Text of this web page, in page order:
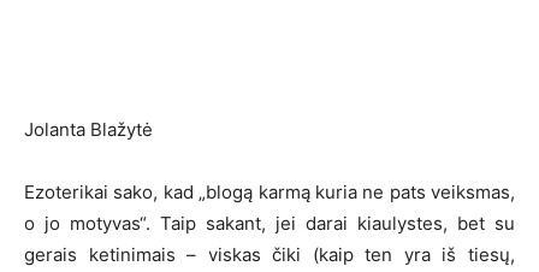
Jolanta Blažytė
Ezoterikai sako, kad „blogą karmą kuria ne pats veiksmas,
o jo motyvas“. Taip sakant, jei darai kiaulystes, bet su
gerais ketinimais – viskas čiki (kaip ten yra iš tiesų,